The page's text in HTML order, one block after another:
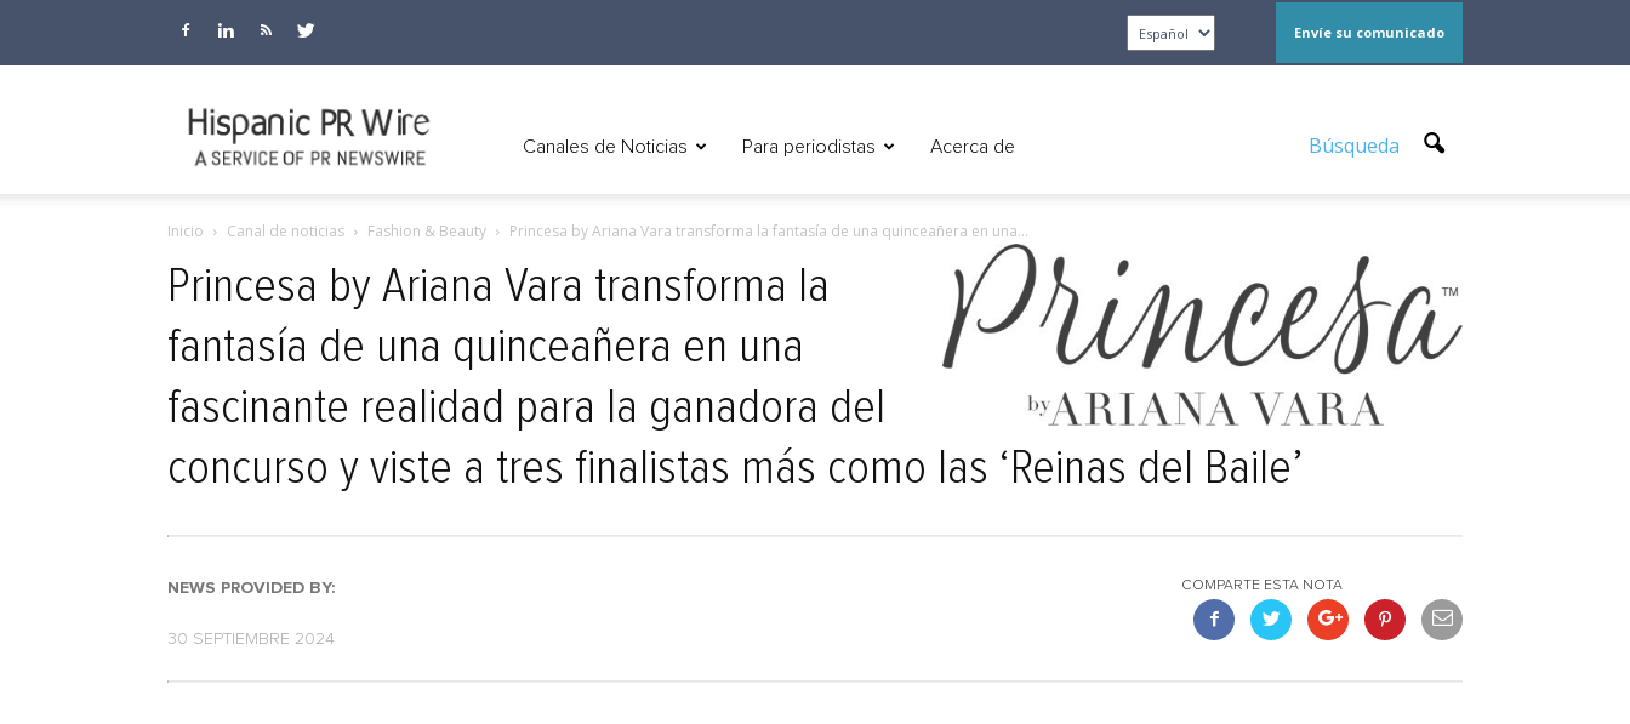
Envíe su comunicado
Wire
Canales de Noticias Para periodistas Acerca de Búsqueda
Inicio Canal de noticias Fashion & Beauty Princesa by Ariana Vara transforma la fantasía de una quinceañera en una...
Princesa by Ariana Vara transforma la
fantasía de una quinceañera en una
fascinante realidad para la ganadora del
concurso y viste a tres finalistas más como las ‘Reinas del Baile’
NEWS PROVIDED BY:
30 SEPTIEMBRE 2024
COMPARTE ESTA NOTA